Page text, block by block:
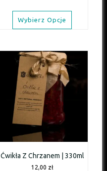
Wybierz Opcje
Ćwikła Z Chrzanem | 330ml
12,00 zł